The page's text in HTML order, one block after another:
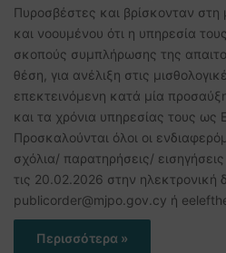
Πυροσβέστες και βρίσκονταν στη
και νοουμένου ότι η υπηρεσία
σκοπούς συμπλήρωσης της
θέση, για ανέλιξη στις
επεκτεινόμενη κατά μία
και τα χρόνια υπηρεσίας τους ως
Προσκαλούνται όλοι οι
σχόλια/ παρατηρήσεις/
τις 20.02.2026 στην ηλεκτρονική
publicorder@mjpo.gov.cy ή
Περισσότερα »